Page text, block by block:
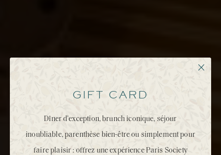
GIGI RIGOLATTO
PARIS
GIFT CARD
Dîner d’exception, brunch iconique, séjour
inoubliable, parenthèse bien-être ou simplement pour
faire plaisir : offrez une expérience Paris Society